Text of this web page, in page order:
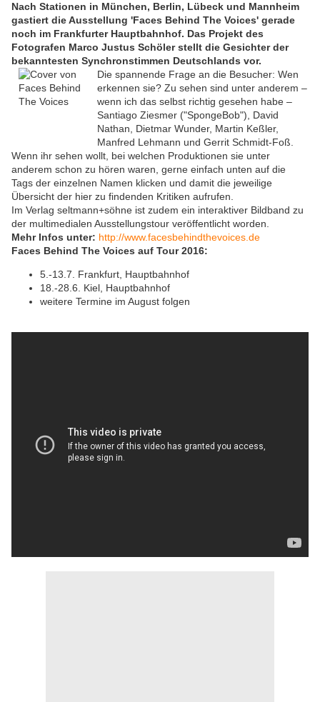
Nach Stationen in München, Berlin, Lübeck und Mannheim
gastiert die Ausstellung 'Faces Behind The Voices' gerade
noch im Frankfurter Hauptbahnhof. Das Projekt des
Fotografen Marco Justus Schöler stellt die Gesichter der
bekanntesten Synchronstimmen Deutschlands vor.
Die spannende Frage an die Besucher: Wen
erkennen sie? Zu sehen sind unter anderem –
wenn ich das selbst richtig gesehen habe –
Santiago Ziesmer ("SpongeBob"), David
Nathan, Dietmar Wunder, Martin Keßler,
Manfred Lehmann und Gerrit Schmidt-Foß.
Wenn ihr sehen wollt, bei welchen Produktionen sie unter
anderem schon zu hören waren, gerne einfach unten auf die
Tags der einzelnen Namen klicken und damit die jeweilige
Übersicht der hier zu findenden Kritiken aufrufen.
Im Verlag seltmann+söhne ist zudem ein interaktiver Bildband zu
der multimedialen Ausstellungstour veröffentlicht worden.
Mehr Infos unter: http://www.facesbehindthevoices.de
Faces Behind The Voices auf Tour 2016:
5.-13.7. Frankfurt, Hauptbahnhof
18.-28.6. Kiel, Hauptbahnhof
weitere Termine im August folgen